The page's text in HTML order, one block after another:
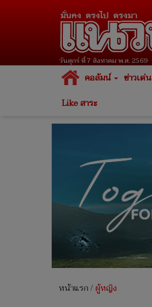
วันศุกร์ ที่ 7 สิงหาคม พ.ศ. 2569
คอลัมน์ ข่าวเด่น
Like สาระ
หน้าแรก/ผู้หญิง